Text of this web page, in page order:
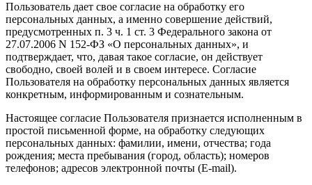
Пользователь дает свое согласие на обработку его
персональных данных, а именно совершение действий,
предусмотренных п. 3 ч. 1 ст. 3 Федерального закона от
27.07.2006 N 152-ФЗ «О персональных данных», и
подтверждает, что, давая такое согласие, он действует
свободно, своей волей и в своем интересе. Согласие
Пользователя на обработку персональных данных является
конкретным, информированным и сознательным.
Настоящее согласие Пользователя признается исполненным в
простой письменной форме, на обработку следующих
персональных данных: фамилии, имени, отчества; года
рождения; места пребывания (город, область); номеров
телефонов; адресов электронной почты (E-mail).